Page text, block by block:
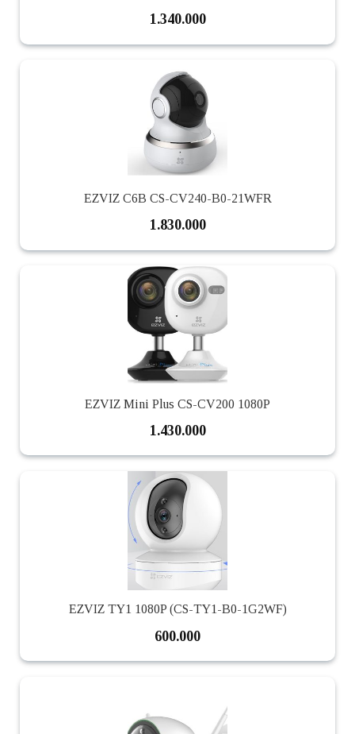
1.340.000
EZVIZ C6B CS-CV240-B0-21WFR
1.830.000
EZVIZ Mini Plus CS-CV200 1080P
1.430.000
EZVIZ TY1 1080P (CS-TY1-B0-1G2WF)
600.000